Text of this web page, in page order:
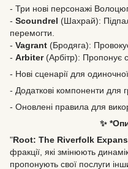
- Три нові персонажі
- Scoundrel (Шахрай):
перемогти.
- Vagrant (Бродяга):
- Arbiter(Арбітр): Пропонує
- Нові сценарії для
- Додаткові компоненти для
- Оновлені правила для
✨
"Root: The Riverfolk
фракції, які змінюють
пропонують свої послуги